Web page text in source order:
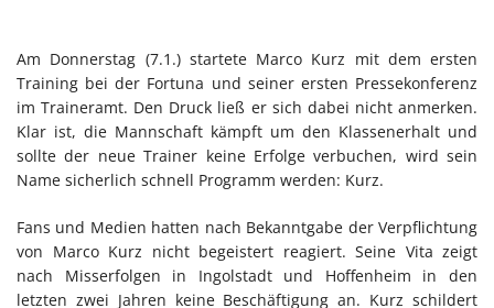
Am Donnerstag (7.1.) startete Marco Kurz mit dem ersten
Training bei der Fortuna und seiner ersten Pressekonferenz
im Traineramt. Den Druck ließ er sich dabei nicht anmerken.
Klar ist, die Mannschaft kämpft um den Klassenerhalt und
sollte der neue Trainer keine Erfolge verbuchen, wird sein
Name sicherlich schnell Programm werden: Kurz.
Fans und Medien hatten nach Bekanntgabe der Verpflichtung
von Marco Kurz nicht begeistert reagiert. Seine Vita zeigt
nach Misserfolgen in Ingolstadt und Hoffenheim in den
letzten zwei Jahren keine Beschäftigung an. Kurz schildert